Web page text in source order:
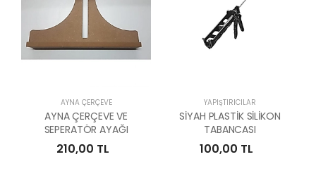
AYNA ÇERÇEVE
AYNA ÇERÇEVE VE
SEPERATÖR AYAĞI
210,00 TL
YAPIŞTIRICILAR
SİYAH PLASTİK SİLİKON
TABANCASI
100,00 TL